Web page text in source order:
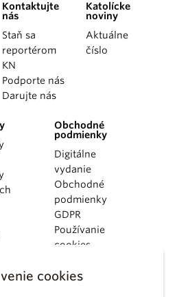
cookies
Kontaktujte
nás
Staň sa
reportérom
KN
Podporte nás
Darujte nás
Katolícke
noviny
Aktuálne
číslo
Obchodné
podmienky
Digitálne
vydanie
Obchodné
podmienky
GDPR
Používanie
cookies